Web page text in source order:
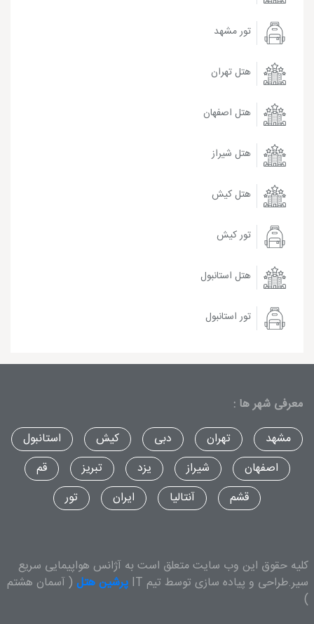
تور مشهد
هتل تهران
هتل اصفهان
هتل شیراز
هتل کیش
تور کیش
هتل استانبول
تور استانبول
معرفی شهر ها :
مشهد
تهران دبی کیش
استانبول
اصفهان
شیراز یزد تبریز
قم
قشم
آنتالیا ایران تور
کلیه حقوق این وب سایت متعلق است به آژانس هواپیمایی سریع
سیر.طراحی و پیاده سازی توسط تیم IT
پرشین هتل ( آسمان هشتم
)